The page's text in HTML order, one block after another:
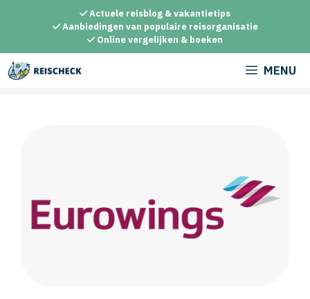
inhoud
Actuele reisblog & vakantietips
Aanbiedingen van populaire reisorganisatie
Online vergelijken & boeken
MENU